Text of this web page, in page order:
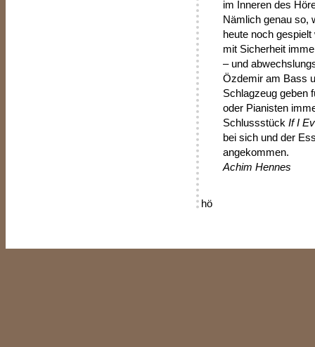
im Inneren des
Nämlich genau so,
heute noch
mit Sicherheit
– und
Özdemir am Bass
Schlagzeug geben
oder Pianisten
Schlussstück If I
bei sich und der
angekommen.
Achim Hennes
hö